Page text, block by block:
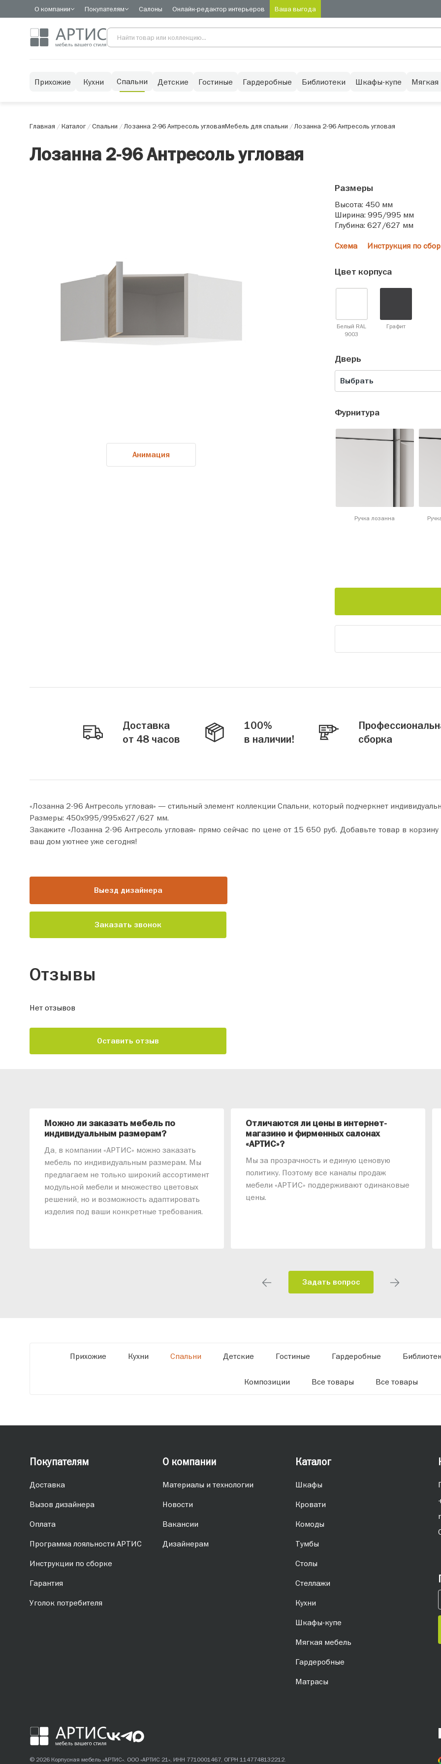
О компании Покупателям Салоны Онлайн-редактор интерьеров Ваша выгода
Прихожие Кухни Спальни Детские Гостиные Гардеробные Библиотеки Шкафы-купе Мягкая
Главная /Каталог/Спальни /Лозанна 2-96 Антресоль угловаяМебель для спальни /Лозанна 2-96 Антресоль угловая
Лозанна 2-96 Антресоль угловая
Анимация
Размеры
Высота: 450 мм
Ширина: 995/995 мм
Глубина: 627/627 мм
Схема Инструкция по
Цвет корпуса
Белый RAL
9003
Графит
Дверь
Выбрать
Фурнитура
Ручка лозанна
Доставка
от 48 часов
100%
в наличии!
сборка
«Лозанна 2-96 Антресоль угловая» — стильный элемент коллекции Спальни, который подчеркнет
Размеры: 450х995/995х627/627 мм.
Закажите «Лозанна 2-96 Антресоль угловая» прямо сейчас по цене от 15 650 руб. Добавьте товар в корзину и оформите покупку всего за пару минут. Сделайте
ваш дом уютнее уже сегодня!
Выезд дизайнера
Заказать звонок
Отзывы
Нет отзывов
Оставить отзыв
Можно ли заказать мебель по
индивидуальным размерам?
Да, в компании «АРТИС» можно заказать
мебель по индивидуальным размерам. Мы
предлагаем не только широкий ассортимент
модульной мебели и множество цветовых
решений, но и возможность адаптировать
изделия под ваши конкретные требования.
Отличаются ли цены в интернет-
магазине и фирменных салонах
«АРТИС»?
Мы за прозрачность и единую ценовую
политику. Поэтому все каналы продаж
мебели «АРТИС» поддерживают одинаковые
цены.
Задать вопрос
Прихожие Кухни Спальни Детские Гостиные Гардеробные
Композиции Все товары Все товары
Покупателям
Доставка
Вызов дизайнера
Оплата
Программа лояльности АРТИС
Инструкции по сборке
Гарантия
Уголок потребителя
О компании
Материалы и технологии
Новости
Вакансии
Дизайнерам
Каталог
Шкафы
Кровати
Комоды
Тумбы
Столы
Стеллажи
Кухни
Шкафы-купе
Мягкая мебель
Гардеробные
Матрасы
© 2026 Корпусная мебель «АРТИС». ООО «АРТИС 21», ИНН 7710001467, ОГРН 1147748132212.